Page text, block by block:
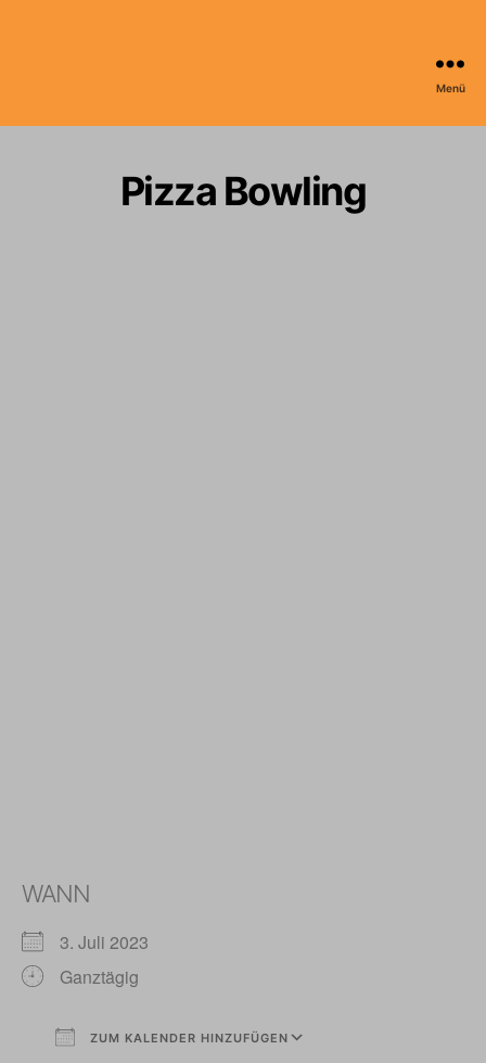
Bowling
Menü
Pizza Bowling
WANN
3. Juli 2023
Ganztägig
ZUM KALENDER HINZUFÜGEN